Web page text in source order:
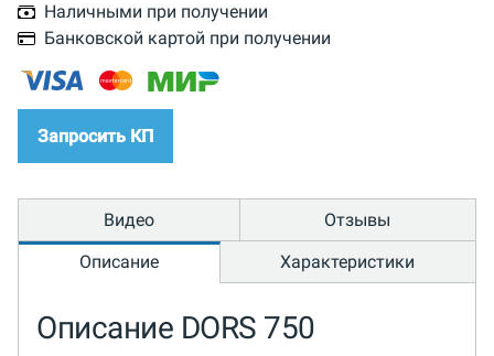
Наличными при получении
Банковской картой при получении
Запросить КП
Видео
Отзывы
Описание
Характеристики
Описание DORS 750